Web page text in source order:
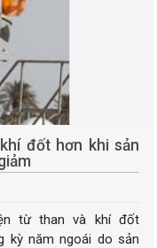
đốt hơn khi sản
từ than và khí đốt
kỳ năm ngoái do sản